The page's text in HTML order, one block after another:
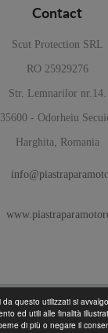
questo utilizzati si
ed utili alle finalità
di più o negare il
Contact
Scut Protection SRL
RO 25929276
Str. Lemnarilor nr.14.
- Odorheiu
Harghita, Romania
Paramotore di acciaio -